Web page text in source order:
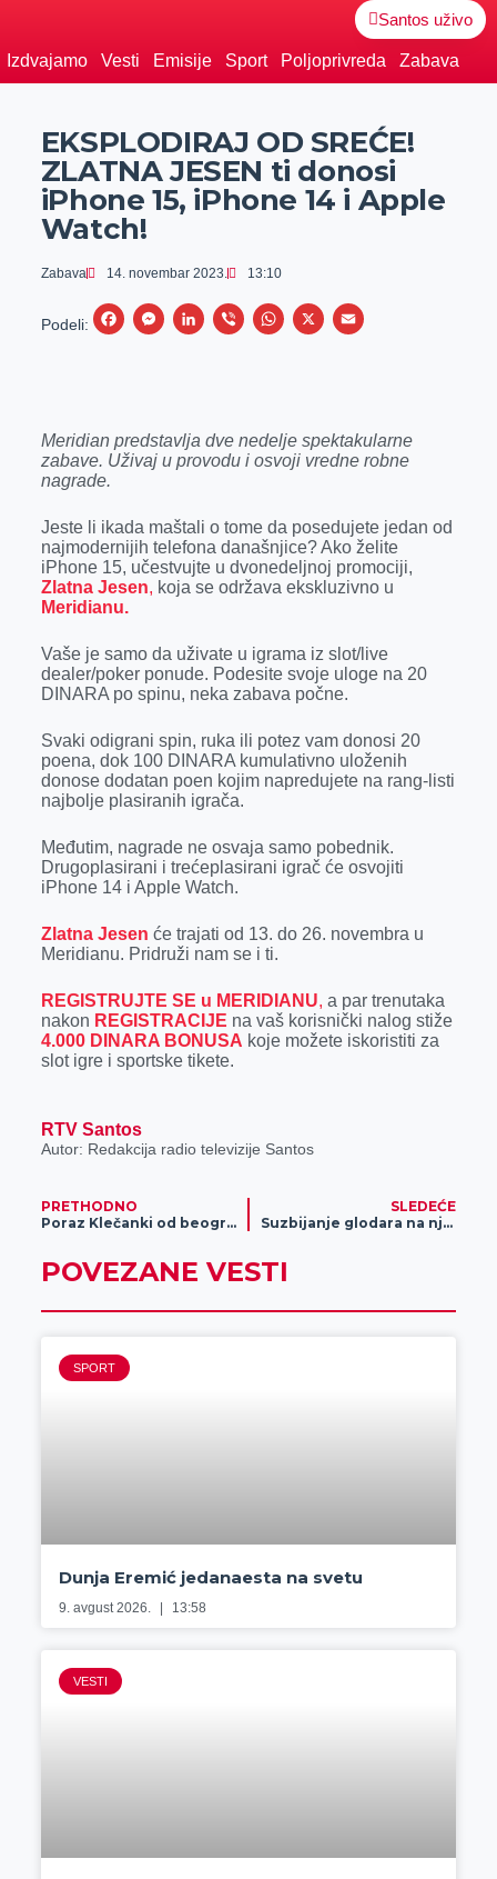
Santos uživo
Izdvajamo Vesti Emisije Sport Poljoprivreda Zabava
EKSPLODIRAJ OD SREĆE!
ZLATNA JESEN ti donosi
iPhone 15, iPhone 14 i Apple
Watch!
Zabava 14. novembar 2023. 13:10
Podeli:
F
b
k
M
e
e
r
L
e
n
V
r
W
s
A
p
X
E
l
Meridian predstavlja dve nedelje spektakularne
zabave. Uživaj u provodu i osvoji vredne robne
nagrade.
Jeste li ikada maštali o tome da posedujete jedan od
najmodernijih telefona današnjice? Ako želite
iPhone 15, učestvujte u dvonedeljnoj promociji,
Zlatna Jesen, koja se održava ekskluzivno u
Meridianu.
Vaše je samo da uživate u igrama iz slot/live
dealer/poker ponude. Podesite svoje uloge na 20
DINARA po spinu, neka zabava počne.
Svaki odigrani spin, ruka ili potez vam donosi 20
poena, dok 100 DINARA kumulativno uloženih
donose dodatan poen kojim napredujete na rang-listi
najbolje plasiranih igrača.
Međutim, nagrade ne osvaja samo pobednik.
Drugoplasirani i trećeplasirani igrač će osvojiti
iPhone 14 i Apple Watch.
Zlatna Jesen će trajati od 13. do 26. novembra u
Meridianu. Pridruži nam se i ti.
REGISTRUJTE SE u MERIDIANU, a par trenutaka
nakon REGISTRACIJE na vaš korisnički nalog stiže
4.000 DINARA BONUSA koje možete iskoristiti za
slot igre i sportske tikete.
RTV Santos
Autor: Redakcija radio televizije Santos
PRETHODNO
Poraz Klečanki od beogradskog Partizana
SLEDEĆE
Suzbijanje glodara na njivama pšenice
POVEZANE VESTI
SPORT
Dunja Eremić jedanaesta na svetu
9. avgust 2026. 13:58
VESTI